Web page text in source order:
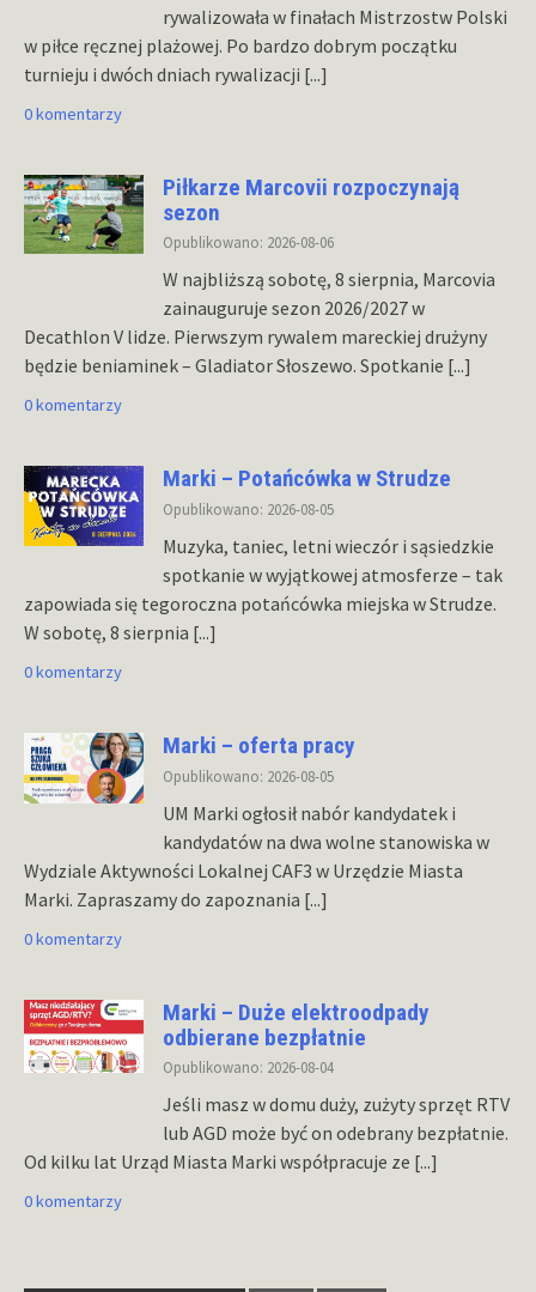
rywalizowała w finałach Mistrzostw Polski
w piłce ręcznej plażowej. Po bardzo dobrym początku
turnieju i dwóch dniach rywalizacji [...]
0 komentarzy
Piłkarze Marcovii rozpoczynają
sezon
Opublikowano: 2026-08-06
W najbliższą sobotę, 8 sierpnia, Marcovia
zainauguruje sezon 2026/2027 w
Decathlon V lidze. Pierwszym rywalem mareckiej drużyny
będzie beniaminek – Gladiator Słoszewo. Spotkanie [...]
0 komentarzy
Marki – Potańcówka w Strudze
Opublikowano: 2026-08-05
Muzyka, taniec, letni wieczór i sąsiedzkie
spotkanie w wyjątkowej atmosferze – tak
zapowiada się tegoroczna potańcówka miejska w Strudze.
W sobotę, 8 sierpnia [...]
0 komentarzy
Marki – oferta pracy
Opublikowano: 2026-08-05
UM Marki ogłosił nabór kandydatek i
kandydatów na dwa wolne stanowiska w
Wydziale Aktywności Lokalnej CAF3 w Urzędzie Miasta
Marki. Zapraszamy do zapoznania [...]
0 komentarzy
Marki – Duże elektroodpady
odbierane bezpłatnie
Opublikowano: 2026-08-04
Jeśli masz w domu duży, zużyty sprzęt RTV
lub AGD może być on odebrany bezpłatnie.
Od kilku lat Urząd Miasta Marki współpracuje ze [...]
0 komentarzy